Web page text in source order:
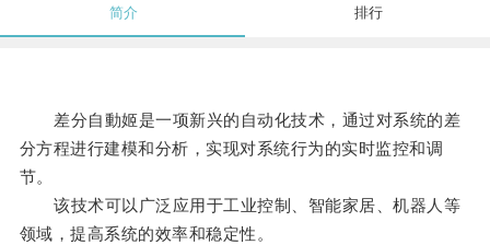
简介 排行
差分自動姬是一项新兴的自动化技术，通过对系统的差
分方程进行建模和分析，实现对系统行为的实时监控和调
节。
该技术可以广泛应用于工业控制、智能家居、机器人等
领域，提高系统的效率和稳定性。